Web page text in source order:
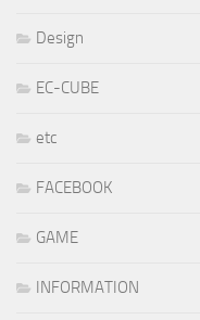
Design
EC-CUBE
etc
FACEBOOK
GAME
INFORMATION